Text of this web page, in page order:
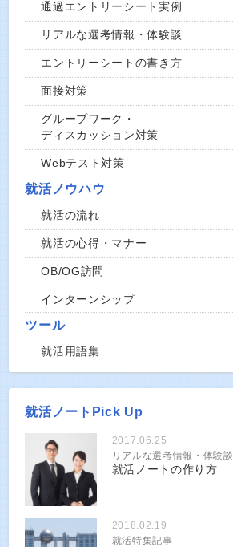
通過エントリーシート実例
リアルな選考情報・体験談
エントリーシートの書き方
面接対策
グループワーク・
ディスカッション対策
Webテスト対策
就活ノウハウ
就活の流れ
就活の心得・マナー
OB/OG訪問
インターンシップ
ツール
就活用語集
就活ノートPick Up
2017.06.25
リアルな選考情報・体験談
就活ノートの作り方
2018.02.19
就活特集記事